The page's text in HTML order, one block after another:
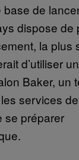
de
dispose de
la plus
d’utiliser
Baker, un
services de
se préparer